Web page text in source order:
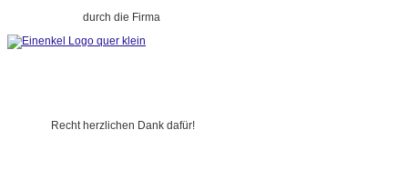
durch die Firma
Recht herzlichen Dank dafür!